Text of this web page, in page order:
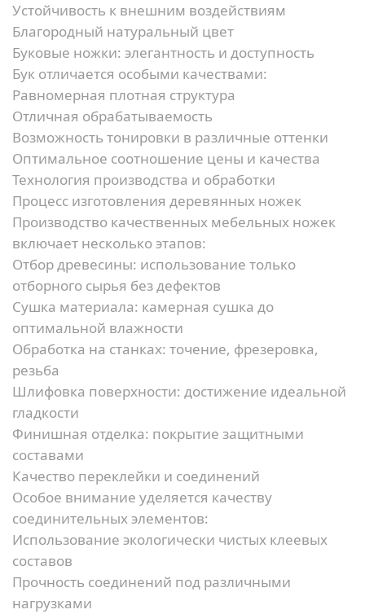
Устойчивость к внешним воздействиям
Благородный натуральный цвет
Буковые ножки: элегантность и доступность
Бук отличается особыми качествами:
Равномерная плотная структура
Отличная обрабатываемость
Возможность тонировки в различные оттенки
Оптимальное соотношение цены и качества
Технология производства и обработки
Процесс изготовления деревянных ножек
Производство качественных мебельных ножек
включает несколько этапов:
Отбор древесины: использование только
отборного сырья без дефектов
Сушка материала: камерная сушка до
оптимальной влажности
Обработка на станках: точение, фрезеровка,
резьба
Шлифовка поверхности: достижение идеальной
гладкости
Финишная отделка: покрытие защитными
составами
Качество переклейки и соединений
Особое внимание уделяется качеству
соединительных элементов:
Использование экологически чистых клеевых
составов
Прочность соединений под различными
нагрузками